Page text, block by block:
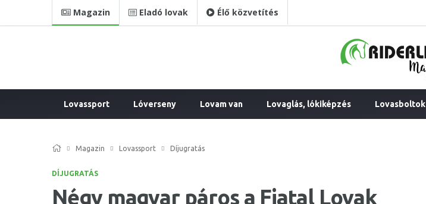
Magazin Eladó lovak Élő közvetítés
Lovassport Lóverseny Lovam van Lovaglás, lókiképzés Lovasboltok
Magazin Lovassport Díjugratás
DÍJUGRATÁS
Négy magyar páros a Fiatal Lovak